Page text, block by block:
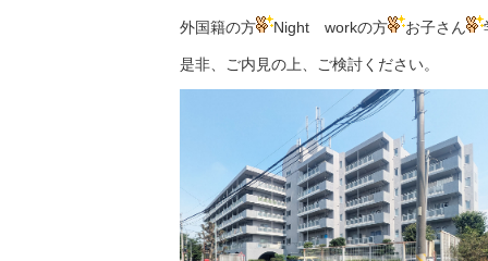
外国籍の方 Night workの方 お子さん
是非、ご内見の上、ご検討ください。